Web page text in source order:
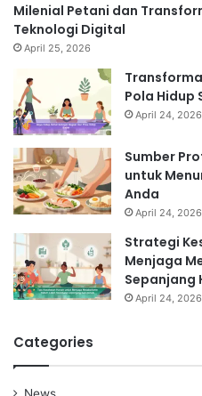
Milenial Petani dan
Teknologi Digital
April 25, 2026
Pola Hidup
April 24, 2026
Sumber
untuk
Anda
April 24, 2026
Strategi
Menjaga
Sepanjang
April 24, 2026
Categories